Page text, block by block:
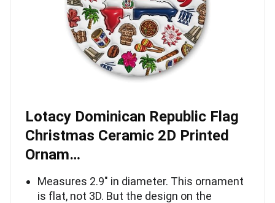
Lotacy Dominican Republic Flag
Christmas Ceramic 2D Printed
Ornam…
Measures 2.9″ in diameter. This ornament
is flat, not 3D. But the design on the